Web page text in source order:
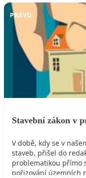
PRÁVO
Stavební zákon v
V době, kdy se v
staveb, přišel do
problematikou přímo
pořizování územních